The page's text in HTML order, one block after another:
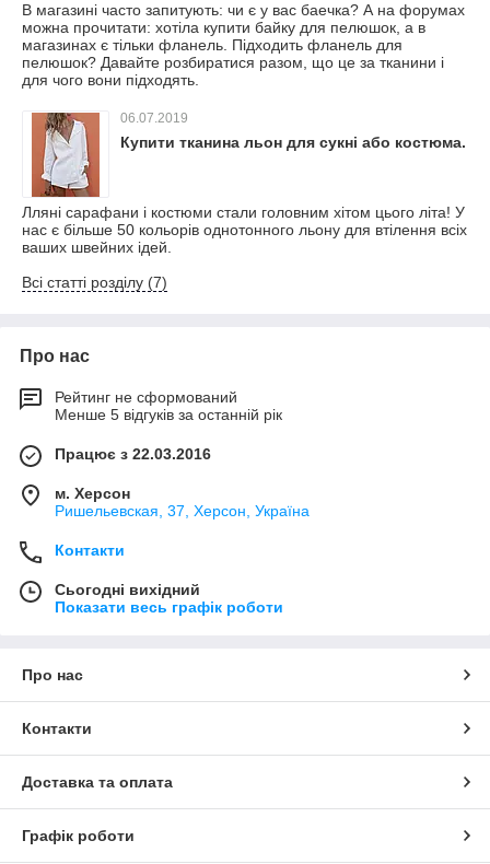
В магазині часто запитують: чи є у вас баечка? А на форумах
можна прочитати: хотіла купити байку для пелюшок, а в
магазинах є тільки фланель. Підходить фланель для
пелюшок? Давайте розбиратися разом, що це за тканини і
для чого вони підходять.
06.07.2019
Купити тканина льон для сукні або костюма.
Лляні сарафани і костюми стали головним хітом цього літа! У
нас є більше 50 кольорів однотонного льону для втілення всіх
ваших швейних ідей.
Всі статті розділу (7)
Про нас
Рейтинг не сформований
Менше 5 відгуків за останній рік
Працює з 22.03.2016
м. Херсон
Ришельевская, 37, Херсон, Україна
Контакти
Сьогодні вихідний
Показати весь графік роботи
Про нас
Контакти
Доставка та оплата
Графік роботи